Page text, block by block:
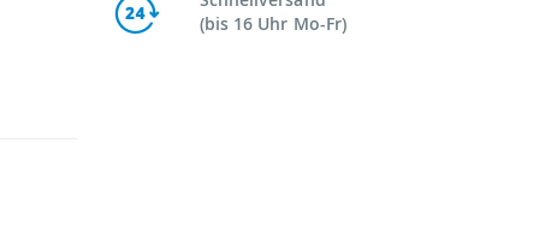
(bis 16 Uhr Mo-Fr)